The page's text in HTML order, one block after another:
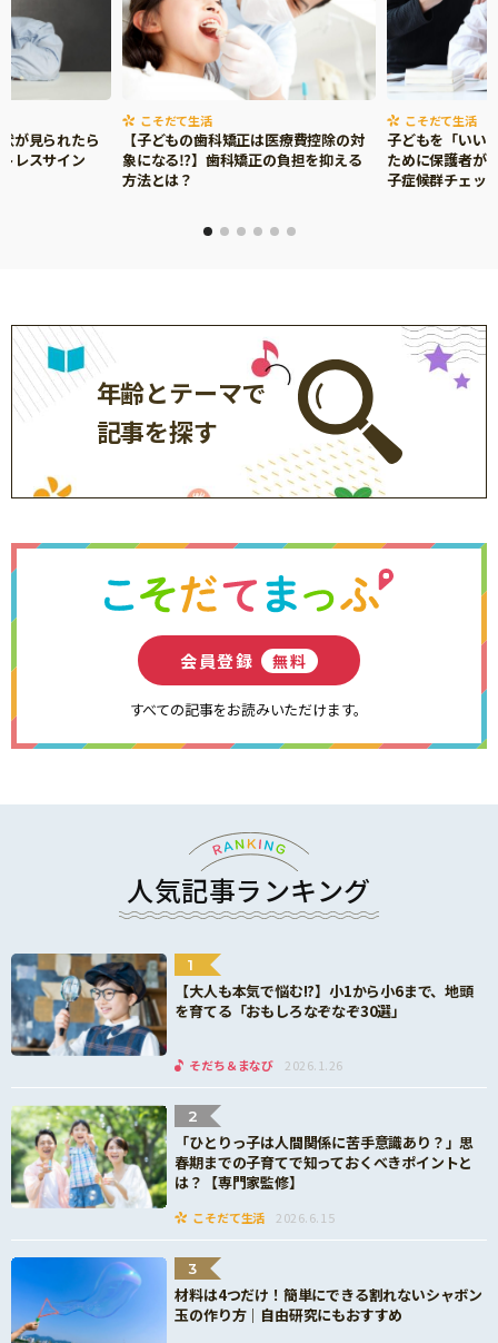
が見られたら
レスサイン
こそだて生活
【子どもの歯科矯正は医療費控除の対
象になる⁉】歯科矯正の負担を抑える
方法とは？
こそだて生活
子どもを「いい
ために保護者が
子症候群チェッ
年齢とテーマで
記事を探す
会員登録 無料
すべての記事をお読みいただけます。
人気記事ランキング
1
【大人も本気で悩む!?】小1から小6まで、地頭
を育てる「おもしろなぞなぞ30選」
そだち＆まなび 2026.1.26
2
「ひとりっ子は人間関係に苦手意識あり？」思
春期までの子育てで知っておくべきポイントと
は？【専門家監修】
こそだて生活 2026.6.15
3
材料は4つだけ！簡単にできる割れないシャボン
玉の作り方｜自由研究にもおすすめ